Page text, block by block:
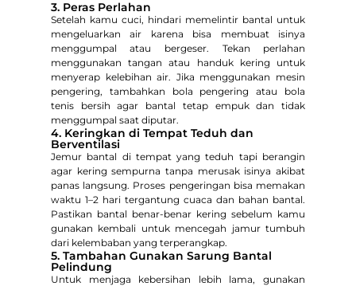
3. Peras Perlahan
Setelah kamu cuci, hindari memelintir bantal untuk
mengeluarkan air karena bisa membuat isinya
menggumpal atau bergeser. Tekan perlahan
menggunakan tangan atau handuk kering untuk
menyerap kelebihan air. Jika menggunakan mesin
pengering, tambahkan bola pengering atau bola
tenis bersih agar bantal tetap empuk dan tidak
menggumpal saat diputar.
4. Keringkan di Tempat Teduh dan
Berventilasi
Jemur bantal di tempat yang teduh tapi berangin
agar kering sempurna tanpa merusak isinya akibat
panas langsung. Proses pengeringan bisa memakan
waktu 1–2 hari tergantung cuaca dan bahan bantal.
Pastikan bantal benar-benar kering sebelum kamu
gunakan kembali untuk mencegah jamur tumbuh
dari kelembaban yang terperangkap.
5. Tambahan Gunakan Sarung Bantal
Pelindung
Untuk menjaga kebersihan lebih lama, gunakan